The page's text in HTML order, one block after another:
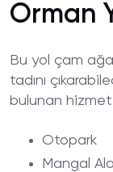
Orman
Bu yol çam
tadını
bulunan hizmet
Otopark
Mangal